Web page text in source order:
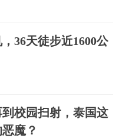
36天徒步近1600公
校园扫射，泰国这
魔？